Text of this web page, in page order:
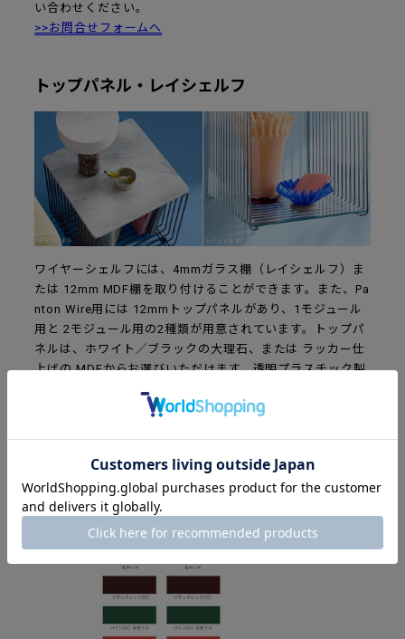
い合わせください。
>>お問合せフォームへ
トップパネル・レイシェルフ
ワイヤーシェルフには、4mmガラス棚（レイシェルフ）ま
たは 12mm MDF棚を取り付けることができます。また、Pa
nton Wire用には 12mmトップパネルがあり、1モジュール
用と 2モジュール用の2種類が用意されています。トップパ
ネルは、ホワイト／ブラックの大理石、または ラッカー仕
上げの MDFからお選びいただけます。透明プラスチック製
の棚受けが 1セット付属します。